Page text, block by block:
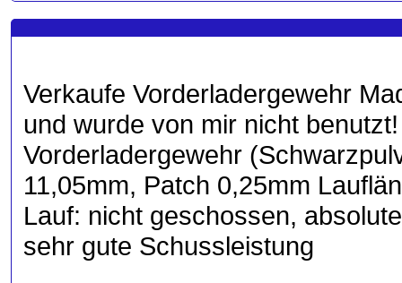
Verkaufe Vorderladergewehr
und wurde von mir nicht
Vorderladergewehr
11,05mm, Patch 0,25mm
Lauf: nicht geschossen,
sehr gute Schussleistung